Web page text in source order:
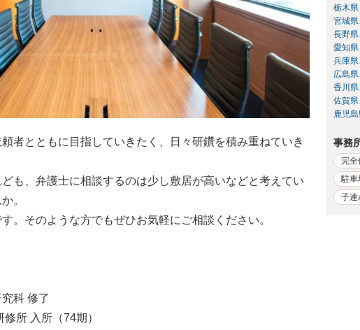
者とともに目指していきたく、日々研鑽を積み重ねていき
も、弁護士に相談するのは少し敷居が高いなどと考えてい
。
。そのような方でもぜひお気軽にご相談ください。
科 修了
所 入所（74期）
栃木県
宮城県
長野県
愛知県
兵庫県
広島県
香川県
佐賀県
鹿児
事務
完全
駐車
子連